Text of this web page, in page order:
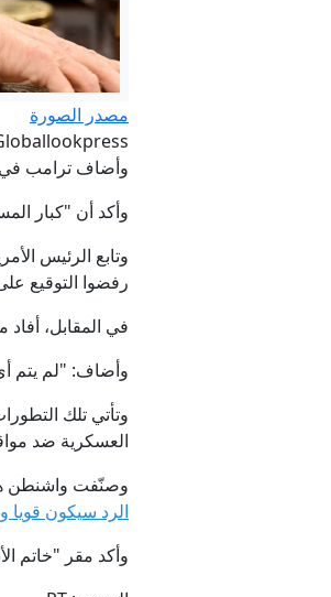
مصدر الصورة
وأضاف ترامب في
وأكد أن "كبار
وتابع الرئيس
رفضوا التوقيع
في المقابل،
وأضاف: "لم يتم
وتأتي تلك
العسكرية ضد
وصنّفت واشنطن
الرد سيكون قويا
وأكد مقر "خاتم